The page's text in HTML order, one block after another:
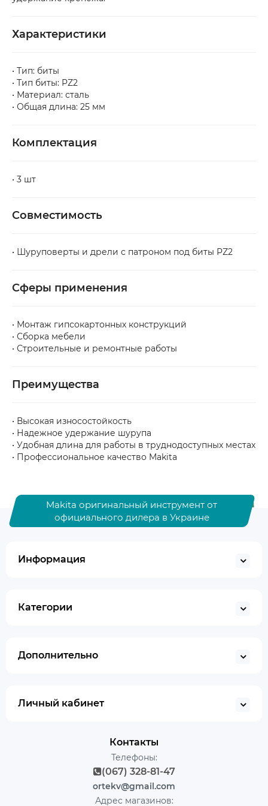
упаковка или товар имеют повреждения,
сотрудником службы доставки.
Характеристики
• Тип: биты
• Тип биты: PZ2
• Материал: сталь
• Общая длина: 25 мм
Комплектация
• 3 шт
Совместимость
• Шуруповерты и дрели с патроном под биты PZ2
Сферы применения
• Монтаж гипсокартонных конструкций
• Сборка мебели
• Строительные и ремонтные работы
Преимущества
• Высокая износостойкость
• Надежное удержание шурупа
• Удобная длина для работы в труднодоступных местах
• Профессиональное качество Makita
Makita оригинальный инструмент от
официального дилера в Украине
Информация
Категории
Дополнительно
Личный кабинет
Контакты
Телефоны:
(067) 328-81-47
ortekv@gmail.com
Адрес магазинов: